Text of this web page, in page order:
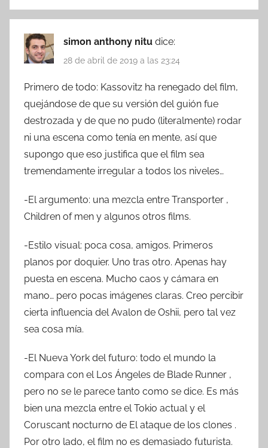
simon anthony nitu dice:
28 de abril de 2019 a las 23:24
Primero de todo: Kassovitz ha renegado del film,
quejándose de que su versión del guión fue
destrozada y de que no pudo (literalmente) rodar
ni una escena como tenía en mente, así que
supongo que eso justifica que el film sea
tremendamente irregular a todos los niveles…
-El argumento: una mezcla entre Transporter ,
Children of men y algunos otros films.
-Estilo visual: poca cosa, amigos. Primeros
planos por doquier. Uno tras otro. Apenas hay
puesta en escena. Mucho caos y cámara en
mano… pero pocas imágenes claras. Creo percibir
cierta influencia del Avalon de Oshii, pero tal vez
sea cosa mía.
-El Nueva York del futuro: todo el mundo la
compara con el Los Ángeles de Blade Runner ,
pero no se le parece tanto como se dice. Es más
bien una mezcla entre el Tokio actual y el
Coruscant nocturno de El ataque de los clones .
Por otro lado, el film no es demasiado futurista.